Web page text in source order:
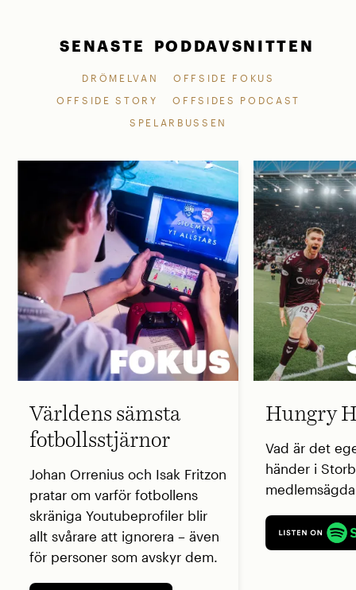
SENASTE PODDAVSNITTEN
DRÖMELVAN
OFFSIDE FOKUS
OFFSIDE STORY
OFFSIDES PODCAST
SPELARBUSSEN
Världens sämsta
fotbollsstjärnor
Johan Orrenius och Isak Fritzon
pratar om varför fotbollens
skräniga Youtubeprofiler blir
allt svårare att ignorera – även
för personer som avskyr dem.
Hungry
Vad är det
händer i